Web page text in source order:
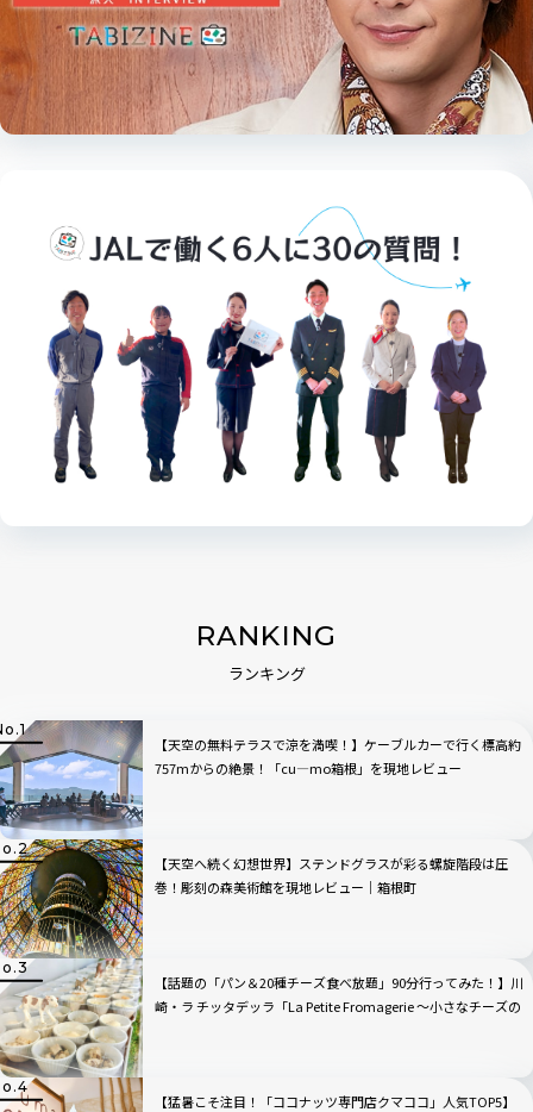
RANKING
ランキング
【天空の無料テラスで涼を満喫！】ケーブルカーで行く標高約
757mからの絶景！「cu―mo箱根」を現地レビュー
【天空へ続く幻想世界】ステンドグラスが彩る螺旋階段は圧
巻！彫刻の森美術館を現地レビュー｜箱根町
【話題の「パン＆20種チーズ食べ放題」90分行ってみた！】川
崎・ラ チッタデッラ「La Petite Fromagerie 〜小さなチーズの
【猛暑こそ注目！「ココナッツ専門店クマココ」人気TOP5】